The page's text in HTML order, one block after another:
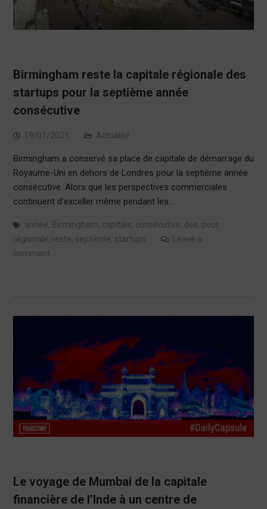
Birmingham reste la capitale régionale des
startups pour la septième année
consécutive
19/01/2021 Actualité
Birmingham a conservé sa place de capitale de démarrage du
Royaume-Uni en dehors de Londres pour la septième année
consécutive. Alors que les perspectives commerciales
continuent d’exceller même pendant les…
année, Birmingham, capitale, consécutive, des, pour,
régionale, reste, septième, startups
Leave a
comment
Le voyage de Mumbai de la capitale
financière de l’Inde à un centre de